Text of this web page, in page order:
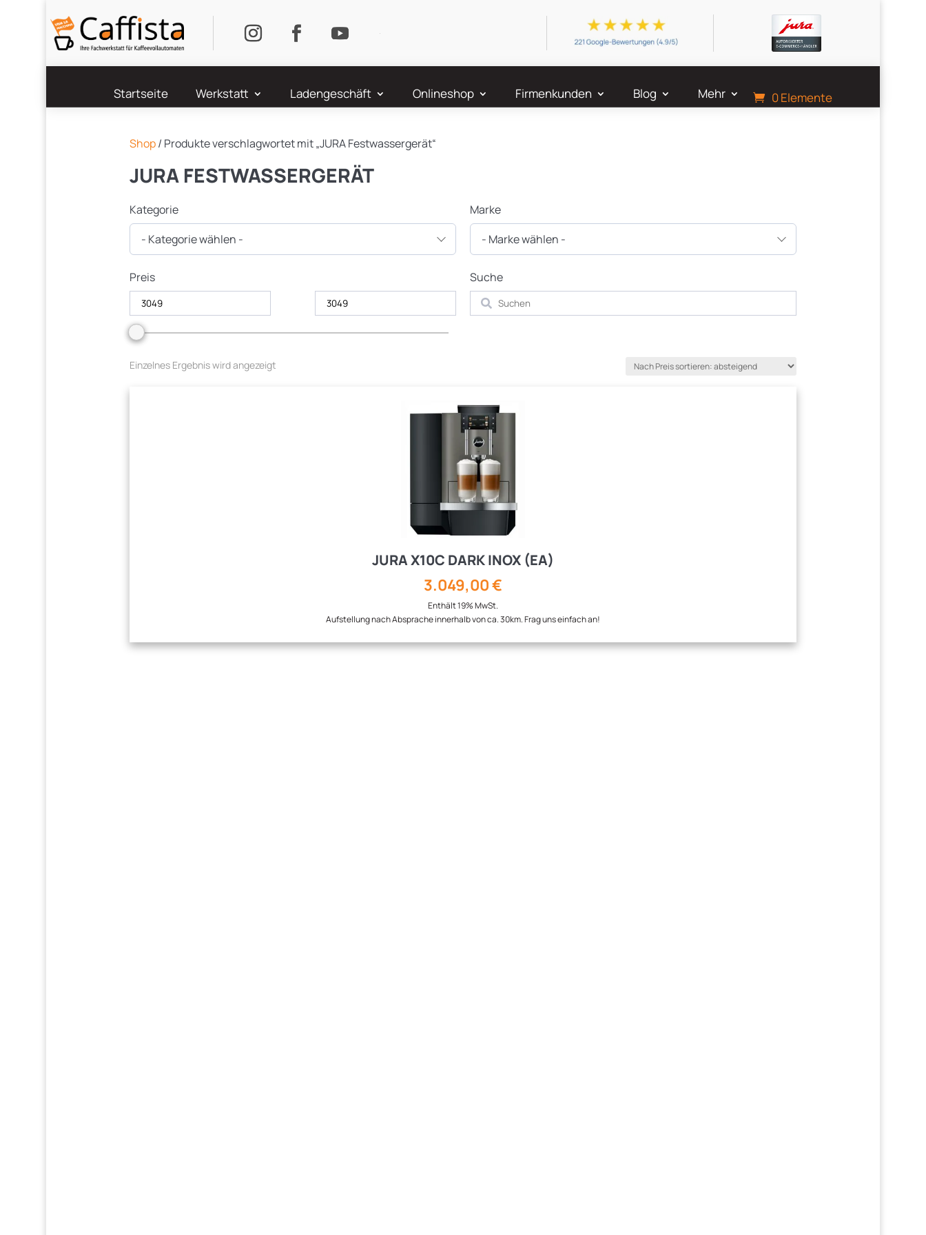
Startseite Werkstatt Ladengeschäft Onlineshop Firmenkunden Blog Mehr 0 Elemente
Shop/ Produkte verschlagwortet mit „JURA Festwassergerät“
JURA FESTWASSERGERÄT
Kategorie
- Kategorie wählen -
Marke
- Marke wählen -
Preis
Suche
Suchen
Einzelnes Ergebnis wird angezeigt
JURA X10C DARK INOX (EA)
3.049,00€
Enthält 19% MwSt.
Aufstellung nach Absprache innerhalb von ca. 30km. Frag uns einfach an!